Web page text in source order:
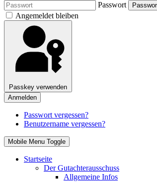
Passwort
Angemeldet bleiben
Passkey verwenden
Anmelden
Passwort vergessen?
Benutzername vergessen?
Mobile Menu Toggle
Startseite
Der Gutachterausschuss
Allgemeine Infos